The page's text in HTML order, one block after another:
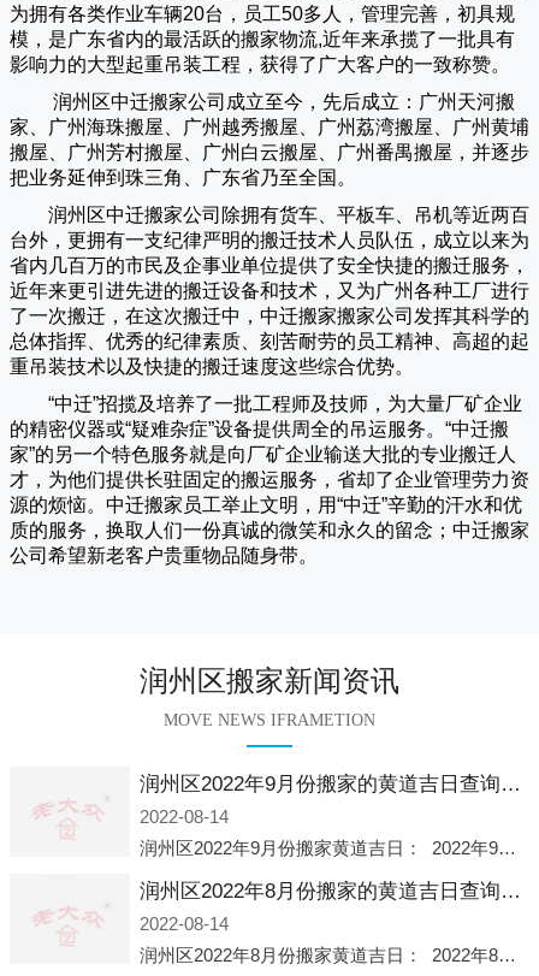
为拥有各类作业车辆20台，员工50多人，管理完善，初具规
模，是广东省内的最活跃的搬家物流,近年来承揽了一批具有
影响力的大型起重吊装工程，获得了广大客户的一致称赞。
润州区中迁搬家公司成立至今，先后成立：广州天河搬
家、广州海珠搬屋、广州越秀搬屋、广州荔湾搬屋、广州黄埔
搬屋、广州芳村搬屋、广州白云搬屋、广州番禺搬屋，并逐步
把业务延伸到珠三角、广东省乃至全国。
润州区中迁搬家公司除拥有货车、平板车、吊机等近两百
台外，更拥有一支纪律严明的搬迁技术人员队伍，成立以来为
省内几百万的市民及企事业单位提供了安全快捷的搬迁服务，
近年来更引进先进的搬迁设备和技术，又为广州各种工厂进行
了一次搬迁，在这次搬迁中， 中迁搬家搬家公司发挥其科学的
总体指挥、优秀的纪律素质、刻苦耐劳的员工精神、高超的起
重吊装技术以及快捷的搬迁速度这些综合优势。
“中迁”招揽及培养了一批工程师及技师，为大量厂矿企业
的精密仪器或“疑难杂症”设备提供周全的吊运服务。“中迁搬
家”的另一个特色服务就是向厂矿企业输送大批的专业搬迁人
才，为他们提供长驻固定的搬运服务，省却了企业管理劳力资
源的烦恼。 中迁搬家员工举止文明，用“中迁”辛勤的汗水和优
质的服务，换取人们一份真诚的微笑和永久的留念； 中迁搬家
公司希望新老客户贵重物品随身带。
润州区搬家新闻资讯
MOVE NEWS IFRAMETION
润州区2022年9月份搬家的黄道吉日查询大全一览表哪天适合搬家好日子
2022-08-14
润州区2022年9月份搬家黄道吉日： 2022年9月6日 「星期二」 农历八月十一2022年9月12日 「星期一」 农历八月十七2022年9月16日 「星期五」 农历八月廿一2022年9月2
润州区2022年8月份搬家的黄道吉日查询大全一览表哪天适合搬家好日子
2022-08-14
润州区2022年8月份搬家黄道吉日： 2022年8月2日 「星期二」 农历七月初五2022年8月6日 「星期六」 农历七月初九2022年8月8日 「星期一」 农历七月十一2022年8月10日 「